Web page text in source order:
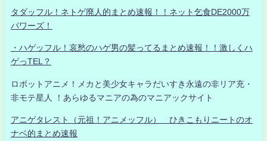
タダッフル！ネトゲ廃人的まとめ速報！！ネット乞食DE2000万
パワーズ！
・ハゲッフル！哀愁のハゲ男の髪ってるまとめ速報！！激しくハ
ゲっTEL？
ロボットアニメ！メカと美少女キャラだいすき永遠の非リア充・
非モテ星人 ！あらゆるマニアの為のマニアックサイト
アニゲタレスト（元祖！アニメッフル） ひきこもりニートのオ
ナベ的まとめ速報